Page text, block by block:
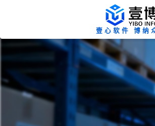
壹心软件 博纳